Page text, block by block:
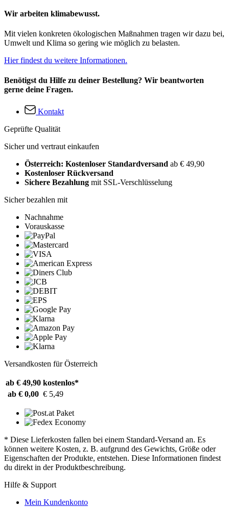
Wir arbeiten klimabewusst.
Mit vielen konkreten ökologischen Maßnahmen tragen wir dazu bei,
Umwelt und Klima so gering wie möglich zu belasten.
Hier findest du weitere Informationen.
Benötigst du Hilfe zu deiner Bestellung? Wir beantworten
gerne deine Fragen.
Kontakt
Geprüfte Qualität
Sicher und vertraut einkaufen
Österreich: Kostenloser Standardversand ab € 49,90
Kostenloser Rückversand
Sichere Bezahlung mit SSL-Verschlüsselung
Sicher bezahlen mit
Nachnahme
Vorauskasse
Versandkosten für Österreich
ab € 49,90 kostenlos*
ab € 0,00 € 5,49
* Diese Lieferkosten fallen bei einem Standard-Versand an. Es
können weitere Kosten, z. B. aufgrund des Gewichts, Größe oder
Eigenschaften der Produkte, entstehen. Diese Informationen findest
du direkt in der Produktbeschreibung.
Hilfe & Support
Mein Kundenkonto